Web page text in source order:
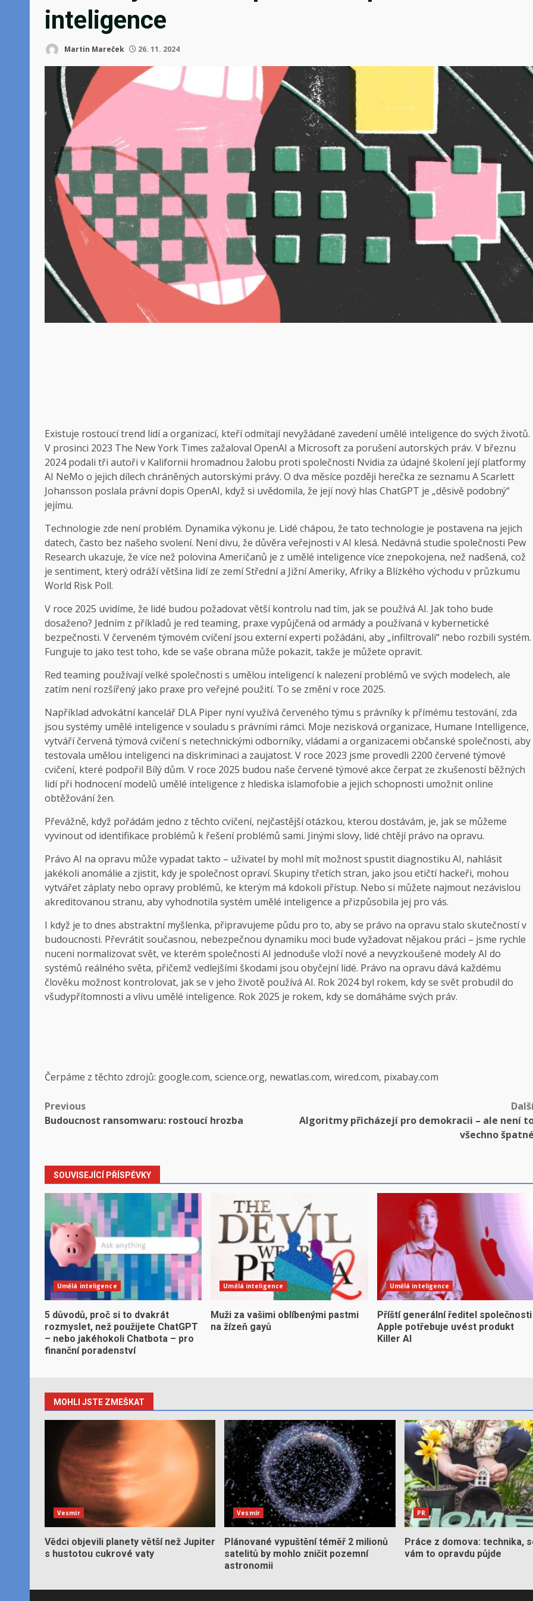
inteligence
Martin Mareček 26. 11. 2024
Existuje rostoucí trend lidí a organizací, kteří odmítají nevyžádané zavedení umělé inteligence do svých životů.
V prosinci 2023 The New York Times zažaloval OpenAI a Microsoft za porušení autorských práv. V březnu
2024 podali tři autoři v Kalifornii hromadnou žalobu proti společnosti Nvidia za údajné školení její platformy
AI NeMo o jejich dílech chráněných autorskými právy. O dva měsíce později herečka ze seznamu A Scarlett
Johansson poslala právní dopis OpenAI, když si uvědomila, že její nový hlas ChatGPT je „děsivě podobný“
jejímu.
Technologie zde není problém. Dynamika výkonu je. Lidé chápou, že tato technologie je postavena na jejich
datech, často bez našeho svolení. Není divu, že důvěra veřejnosti v AI klesá. Nedávná studie společnosti Pew
Research ukazuje, že více než polovina Američanů je z umělé inteligence více znepokojena, než nadšená, což
je sentiment, který odráží většina lidí ze zemí Střední a Jižní Ameriky, Afriky a Blízkého východu v průzkumu
World Risk Poll.
V roce 2025 uvidíme, že lidé budou požadovat větší kontrolu nad tím, jak se používá AI. Jak toho bude
dosaženo? Jedním z příkladů je red teaming, praxe vypůjčená od armády a používaná v kybernetické
bezpečnosti. V červeném týmovém cvičení jsou externí experti požádáni, aby „infiltrovali“ nebo rozbili systém.
Funguje to jako test toho, kde se vaše obrana může pokazit, takže je můžete opravit.
Red teaming používají velké společnosti s umělou inteligencí k nalezení problémů ve svých modelech, ale
zatím není rozšířený jako praxe pro veřejné použití. To se změní v roce 2025.
Například advokátní kancelář DLA Piper nyní využívá červeného týmu s právníky k přímému testování, zda
jsou systémy umělé inteligence v souladu s právními rámci. Moje nezisková organizace, Humane Intelligence,
vytváří červená týmová cvičení s netechnickými odborníky, vládami a organizacemi občanské společnosti, aby
testovala umělou inteligenci na diskriminaci a zaujatost. V roce 2023 jsme provedli 2200 červené týmové
cvičení, které podpořil Bílý dům. V roce 2025 budou naše červené týmové akce čerpat ze zkušeností běžných
lidí při hodnocení modelů umělé inteligence z hlediska islamofobie a jejich schopnosti umožnit online
obtěžování žen.
Převážně, když pořádám jedno z těchto cvičení, nejčastější otázkou, kterou dostávám, je, jak se můžeme
vyvinout od identifikace problémů k řešení problémů sami. Jinými slovy, lidé chtějí právo na opravu.
Právo AI na opravu může vypadat takto – uživatel by mohl mít možnost spustit diagnostiku AI, nahlásit
jakékoli anomálie a zjistit, kdy je společnost opraví. Skupiny třetích stran, jako jsou etičtí hackeři, mohou
vytvářet záplaty nebo opravy problémů, ke kterým má kdokoli přístup. Nebo si můžete najmout nezávislou
akreditovanou stranu, aby vyhodnotila systém umělé inteligence a přizpůsobila jej pro vás.
I když je to dnes abstraktní myšlenka, připravujeme půdu pro to, aby se právo na opravu stalo skutečností v
budoucnosti. Převrátit současnou, nebezpečnou dynamiku moci bude vyžadovat nějakou práci – jsme rychle
nuceni normalizovat svět, ve kterém společnosti AI jednoduše vloží nové a nevyzkoušené modely AI do
systémů reálného světa, přičemž vedlejšími škodami jsou obyčejní lidé. Právo na opravu dává každému
člověku možnost kontrolovat, jak se v jeho životě používá AI. Rok 2024 byl rokem, kdy se svět probudil do
všudypřítomnosti a vlivu umělé inteligence. Rok 2025 je rokem, kdy se domáháme svých práv.
Čerpáme z těchto zdrojů: google.com, science.org, newatlas.com, wired.com, pixabay.com
Post
Previous
Budoucnost ransomwaru: rostoucí hrozba
Algoritmy přicházejí pro demokracii – ale není
všechno špatné
SOUVISEJÍCÍ PŘÍSPĚVKY
Umělá inteligence
5 důvodů, proč si to dvakrát
rozmyslet, než použijete ChatGPT
– nebo jakéhokoli Chatbota – pro
finanční poradenství
Umělá inteligence
Muži za vašimi oblíbenými pastmi
na žízeň gayů
Umělá inteligence
Příští generální ředitel společnosti
Apple potřebuje uvést produkt
Killer AI
MOHLI JSTE ZMEŠKAT
Vesmír
Vědci objevili planety větší než Jupiter
s hustotou cukrové vaty
Vesmír
Plánované vypuštění téměř 2 milionů
satelitů by mohlo zničit pozemní
astronomii
PR
Práce z domova: technika,
vám to opravdu půjde